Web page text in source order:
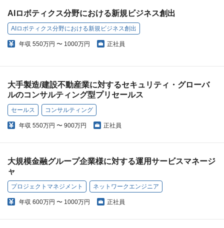
AIロボティクス分野における新規ビジネス創出
AIロボティクス分野における新規ビジネス創出
年収 550万円 〜 1000万円 正社員
大手製造/建設不動産業に対するセキュリティ・グローバ
ルのコンサルティング型プリセールス
セールス コンサルティング
年収 550万円 〜 900万円 正社員
大規模金融グループ企業様に対する運用サービスマネージ
ャ
プロジェクトマネジメント ネットワークエンジニア
年収 600万円 〜 1000万円 正社員